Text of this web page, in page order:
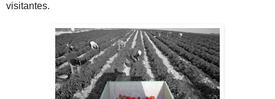
visitantes.